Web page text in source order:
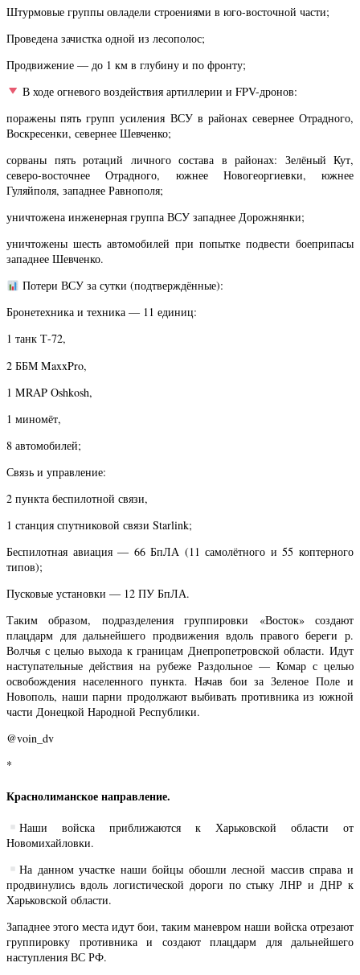
Штурмовые группы овладели строениями в юго-восточной части;
Проведена зачистка одной из лесополос;
Продвижение — до 1 км в глубину и по фронту;
В ходе огневого воздействия артиллерии и FPV-дронов:
поражены пять групп усиления ВСУ в районах севернее Отрадного,
Воскресенки, севернее Шевченко;
сорваны пять ротаций личного состава в районах: Зелёный Кут,
северо-восточнее Отрадного, южнее Новогеоргиевки, южнее
Гуляйполя, западнее Равнополя;
уничтожена инженерная группа ВСУ западнее Дорожнянки;
уничтожены шесть автомобилей при попытке подвести боеприпасы
западнее Шевченко.
Потери ВСУ за сутки (подтверждённые):
Бронетехника и техника — 11 единиц:
1 танк Т-72,
2 ББМ MaxxPro,
1 MRAP Oshkosh,
1 миномёт,
8 автомобилей;
Связь и управление:
2 пункта беспилотной связи,
1 станция спутниковой связи Starlink;
Беспилотная авиация — 66 БпЛА (11 самолётного и 55 коптерного
типов);
Пусковые установки — 12 ПУ БпЛА.
Таким образом, подразделения группировки «Восток» создают
плацдарм для дальнейшего продвижения вдоль правого береги р.
Волчья с целью выхода к границам Днепропетровской области. Идут
наступательные действия на рубеже Раздольное — Комар с целью
освобождения населенного пункта. Начав бои за Зеленое Поле и
Новополь, наши парни продолжают выбивать противника из южной
части Донецкой Народной Республики.
@voin_dv
*
Краснолиманское направление.
Наши войска приближаются к Харьковской области от
Новомихайловки.
На данном участке наши бойцы обошли лесной массив справа и
продвинулись вдоль логистической дороги по стыку ЛНР и ДНР к
Харьковской области.
Западнее этого места идут бои, таким маневром наши войска отрезают
группировку противника и создают плацдарм для дальнейшего
наступления ВС РФ.